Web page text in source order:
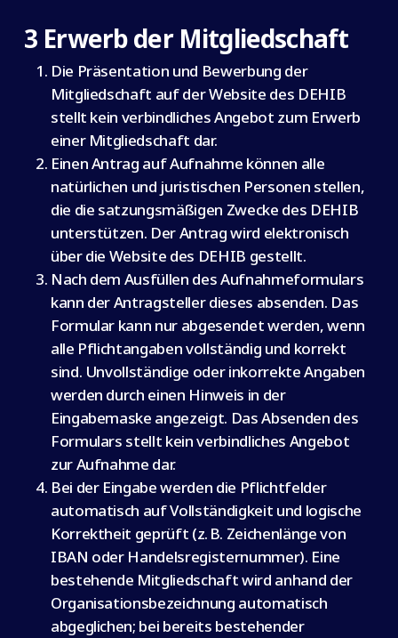
3 Erwerb der Mitgliedschaft
Die Präsentation und Bewerbung der
Mitgliedschaft auf der Website des DEHIB
stellt kein verbindliches Angebot zum Erwerb
einer Mitgliedschaft dar.
Einen Antrag auf Aufnahme können alle
natürlichen und juristischen Personen stellen,
die die satzungsmäßigen Zwecke des DEHIB
unterstützen. Der Antrag wird elektronisch
über die Website des DEHIB gestellt.
Nach dem Ausfüllen des Aufnahmeformulars
kann der Antragsteller dieses absenden. Das
Formular kann nur abgesendet werden, wenn
alle Pflichtangaben vollständig und korrekt
sind. Unvollständige oder inkorrekte Angaben
werden durch einen Hinweis in der
Eingabemaske angezeigt. Das Absenden des
Formulars stellt kein verbindliches Angebot
zur Aufnahme dar.
Bei der Eingabe werden die Pflichtfelder
automatisch auf Vollständigkeit und logische
Korrektheit geprüft (z. B. Zeichenlänge von
IBAN oder Handelsregisternummer). Eine
bestehende Mitgliedschaft wird anhand der
Organisationsbezeichnung automatisch
abgeglichen; bei bereits bestehender